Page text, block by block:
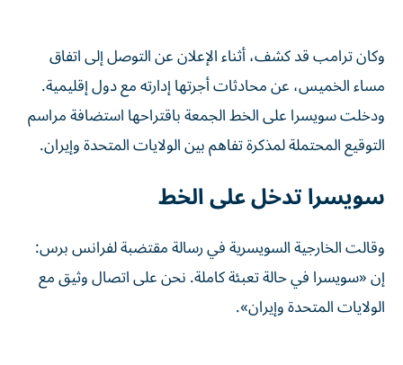
وكان ترامب قد كشف، أثناء الإعلان عن التوصل إلى اتفاق
مساء الخميس، عن محادثات أجرتها إدارته مع دول إقليمية.
ودخلت سويسرا على الخط الجمعة باقتراحها استضافة مراسم
التوقيع المحتملة لمذكرة تفاهم بين الولايات المتحدة وإيران.
سويسرا تدخل على الخط
وقالت الخارجية السويسرية في رسالة مقتضبة لفرانس برس:
إن «سويسرا في حالة تعبئة كاملة. نحن على اتصال وثيق مع
الولايات المتحدة وإيران».